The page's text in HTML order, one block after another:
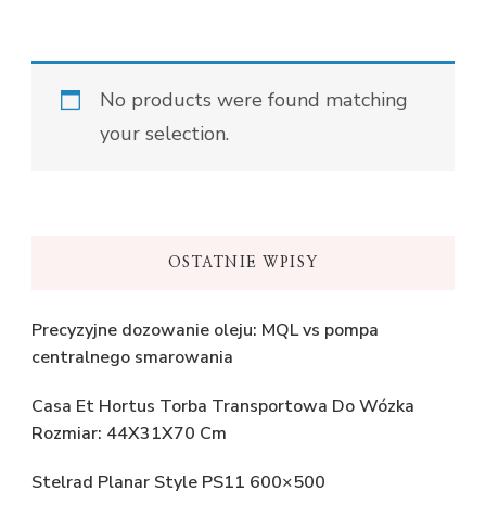
No products were found matching
your selection.
OSTATNIE WPISY
Precyzyjne dozowanie oleju: MQL vs pompa
centralnego smarowania
Casa Et Hortus Torba Transportowa Do Wózka
Rozmiar: 44X31X70 Cm
Stelrad Planar Style PS11 600×500